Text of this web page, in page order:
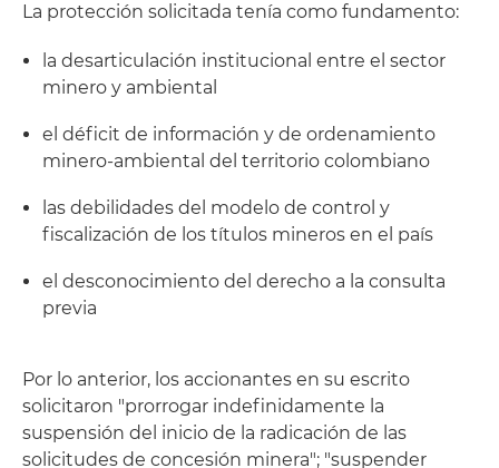
La protección solicitada tenía como fundamento:
la desarticulación institucional entre el sector
minero y ambiental
el déficit de información y de ordenamiento
minero-ambiental del territorio colombiano
las debilidades del modelo de control y
fiscalización de los títulos mineros en el país
el desconocimiento del derecho a la consulta
previa
Por lo anterior, los accionantes en su escrito
solicitaron "prorrogar indefinidamente la
suspensión del inicio de la radicación de las
solicitudes de concesión minera"; "suspender